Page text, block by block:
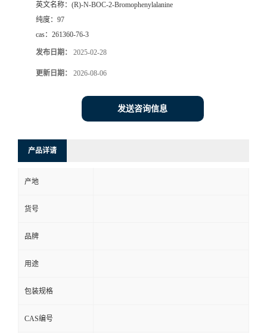
英文名称： (R)-N-BOC-2-Bromophenylalanine
纯度： 97
cas： 261360-76-3
发布日期： 2025-02-28
更新日期： 2026-08-06
发送咨询信息
产品详请
产地
货号
品牌
用途
包装规格
CAS编号